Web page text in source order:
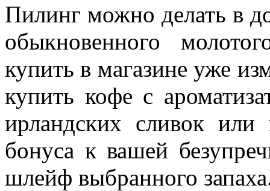
Пилинг можно делать в
обыкновенного
купить в магазине уже
купить кофе с
ирландских сливок или
бонуса к вашей
шлейф выбранного